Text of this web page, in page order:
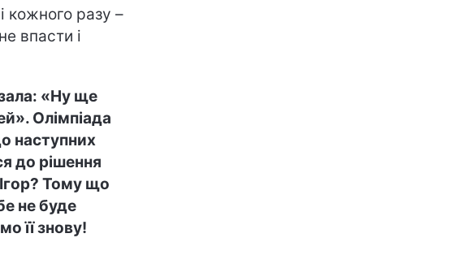
кожного разу –
впасти і
«Ну ще
Олімпіада
наступних
до рішення
Тому що
не буде
її знову!